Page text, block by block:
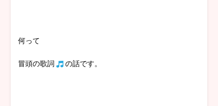
何って
冒頭の歌詞 の話です。